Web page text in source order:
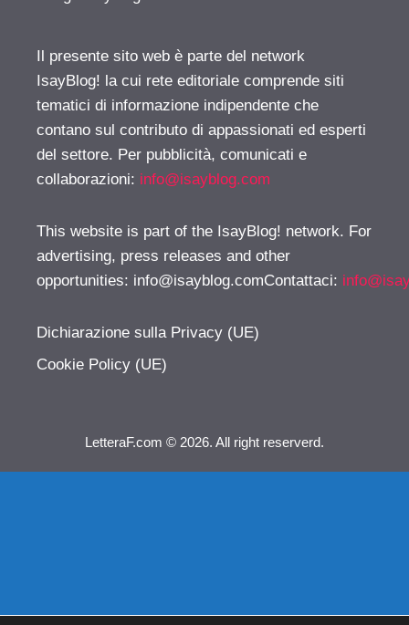
Il presente sito web è parte del network
IsayBlog! la cui rete editoriale comprende siti
tematici di informazione indipendente che
contano sul contributo di appassionati ed esperti
del settore. Per pubblicità, comunicati e
collaborazioni: info@isayblog.com
This website is part of the IsayBlog! network. For
advertising, press releases and other
opportunities: info@isayblog.comContattaci:
Dichiarazione sulla Privacy (UE)
Cookie Policy (UE)
LetteraF.com © 2026. All right reserverd.